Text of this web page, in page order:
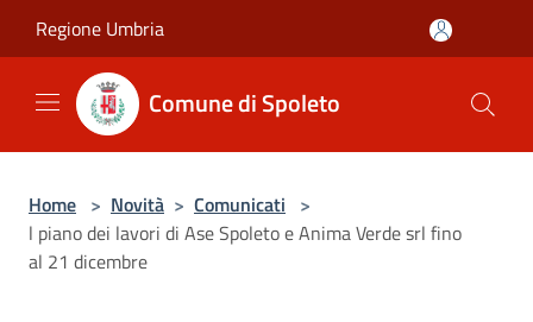
Regione Umbria
Comune di Spoleto
Home > Novità > Comunicati >
l piano dei lavori di Ase Spoleto e Anima Verde srl fino
al 21 dicembre